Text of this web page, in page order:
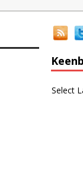
Select